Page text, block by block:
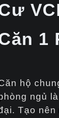
1
hộ
ngủ
Tạo nên